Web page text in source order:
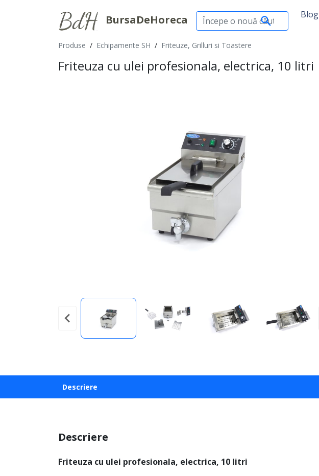
BursaDeHoreca Blog
Produse / Echipamente SH / Friteuze, Grilluri si Toastere
Friteuza cu ulei profesionala, electrica, 10 litri
Descriere
Descriere
Friteuza cu ulei profesionala, electrica, 10 litri